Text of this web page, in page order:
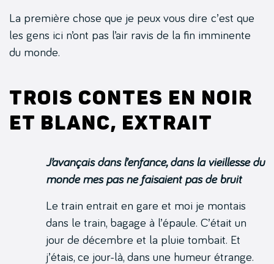
La première chose que je peux vous dire c’est que
les gens ici n’ont pas l’air ravis de la fin imminente
du monde.
Trois contes en noir
et blanc, extrait
J’avançais dans l’enfance, dans la vieillesse du
monde mes pas ne faisaient pas de bruit
Le train entrait en gare et moi je montais
dans le train, bagage à l’épaule. C’était un
jour de décembre et la pluie tombait. Et
j’étais, ce jour-là, dans une humeur étrange.